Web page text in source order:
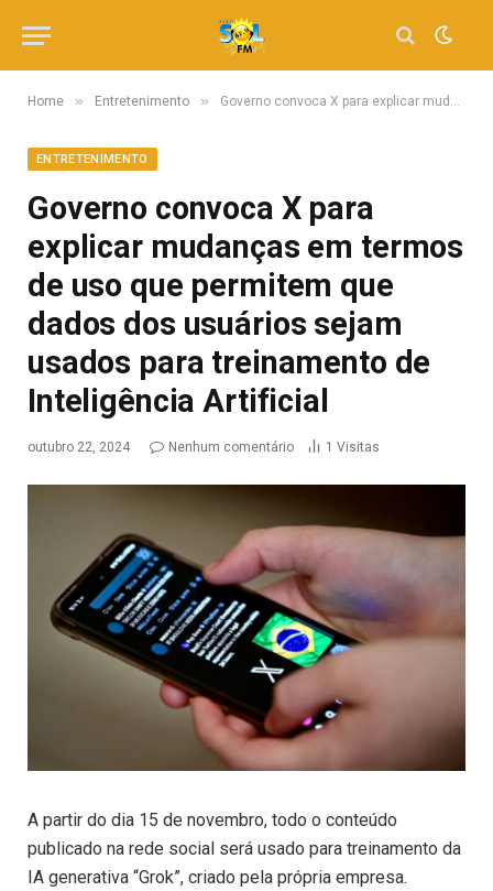
Home » Entretenimento » Governo convoca X para explicar mudanças em termos de uso que permitem que dados dos usuários sejam usados para treinamento de Inteligência Artificial
ENTRETENIMENTO
Governo convoca X para
explicar mudanças em termos
de uso que permitem que
dados dos usuários sejam
usados para treinamento de
Inteligência Artificial
outubro 22, 2024 Nenhum comentário 1 Visitas
A partir do dia 15 de novembro, todo o conteúdo
publicado na rede social será usado para treinamento da
IA generativa “Grok”, criado pela própria empresa.